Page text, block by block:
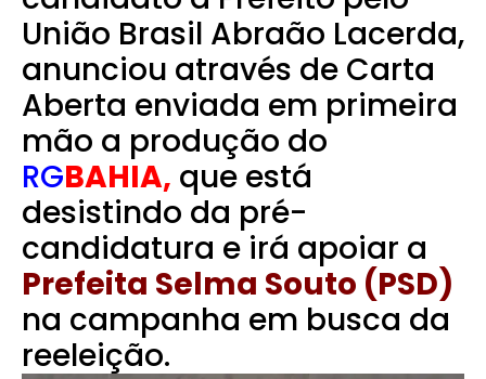
União Brasil Abraão Lacerda,
anunciou através de Carta
Aberta enviada em primeira
mão a produção do
RGBAHIA, que está
desistindo da pré-
candidatura e irá apoiar a
Prefeita Selma Souto (PSD)
na campanha em busca da
reeleição.